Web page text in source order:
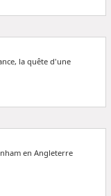
la quête d'une
en Angleterre